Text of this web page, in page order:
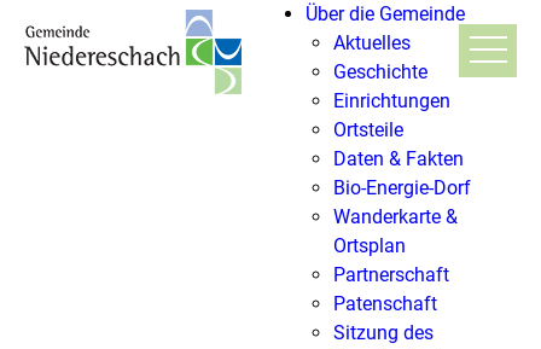
Über die Gemeinde
Aktuelles
Geschichte
Einrichtungen
Ortsteile
Daten & Fakten
Bio-Energie-Dorf
Wanderkarte &
Ortsplan
Partnerschaft
Patenschaft
Sitzung des